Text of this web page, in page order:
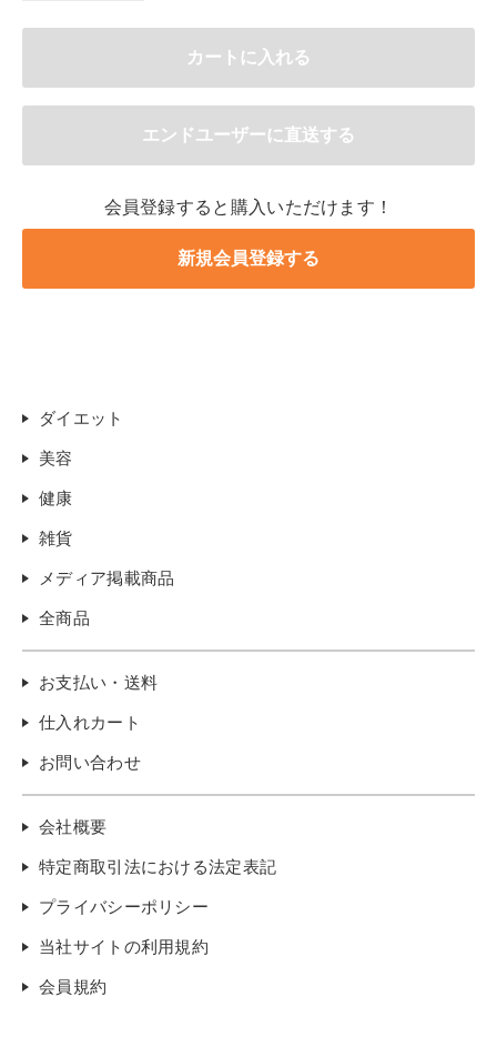
会員登録すると購入いただけます！
ダイエット
美容
健康
雑貨
メディア掲載商品
全商品
お支払い・送料
仕入れカート
お問い合わせ
会社概要
特定商取引法における法定表記
プライバシーポリシー
当社サイトの利用規約
会員規約